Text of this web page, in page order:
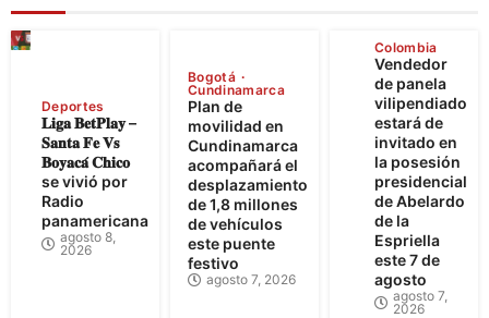
Deportes
𝐋𝐢𝐠𝐚 𝐁𝐞𝐭𝐏𝐥𝐚𝐲 –
𝐒𝐚𝐧𝐭𝐚 𝐅𝐞 𝐕𝐬
𝐁𝐨𝐲𝐚𝐜𝐚́ 𝐂𝐡𝐢𝐜𝐨
se vivió por
Radio
panamericana
agosto 8,
2026
Bogotá
Cundinamarca
Plan de
movilidad en
Cundinamarca
acompañará el
desplazamiento
de 1,8 millones
de vehículos
este puente
festivo
agosto 7, 2026
Colombia
Vendedor
de panela
vilipendiado
estará de
invitado en
la posesión
presidencial
de Abelardo
de la
Espriella
este 7 de
agosto
agosto 7,
2026